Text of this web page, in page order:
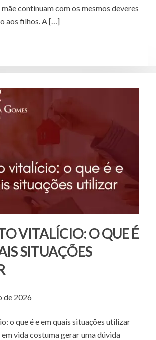
continuam com os mesmos deveres
aos filhos. A […]
VITALÍCIO: O QUE É
SITUAÇÕES
de 2026
o que é e em quais situações utilizar
vida costuma gerar uma dúvida